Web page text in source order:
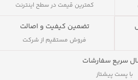
کمترین قیمت در سطح اینترنت
تضمین کیفیت و اصالت
فروش مستقیم از شرکت
سریع سفارشات
با پست پیشتاز